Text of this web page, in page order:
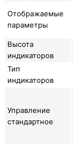
Отображаемые
параметры
Высота
индикаторов
Тип
индикаторов
Управление
стандартное